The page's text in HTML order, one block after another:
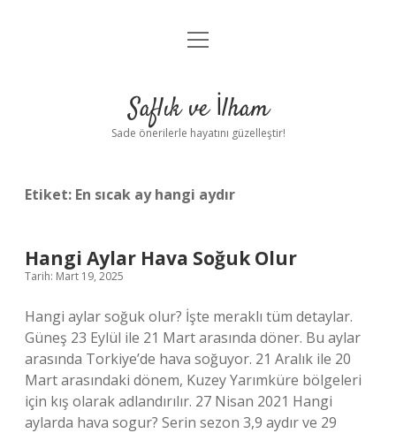
Anasayfa
Yasal Uyarı
menüyü
Saflık ve İlham
Sade önerilerle hayatını güzelleştir!
Etiket: En sıcak ay hangi aydır
Hangi Aylar Hava Soğuk Olur
Tarih: Mart 19, 2025
Hangi aylar soğuk olur? İşte meraklı tüm detaylar.
Güneş 23 Eylül ile 21 Mart arasında döner. Bu aylar
arasında Torkiye’de hava soğuyor. 21 Aralık ile 20
Mart arasındaki dönem, Kuzey Yarımküre bölgeleri
için kış olarak adlandırılır. 27 Nisan 2021 Hangi
aylarda hava sogur? Serin sezon 3,9 aydır ve 29